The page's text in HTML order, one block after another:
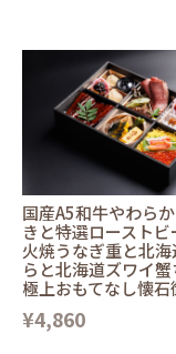
国産A5和牛やわら
きと特選ローストビ
火焼うなぎ重と北海
らと北海道ズワイ
極上おもてなし懐石
¥4,860